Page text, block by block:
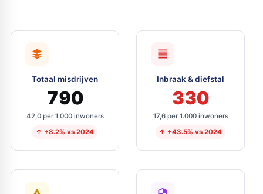
Totaal misdrijven
790
42,0 per 1.000 inwoners
↑ +8.2% vs 2024
Inbraak & diefstal
330
17,6 per 1.000 inwoners
↑ +43.5% vs 2024